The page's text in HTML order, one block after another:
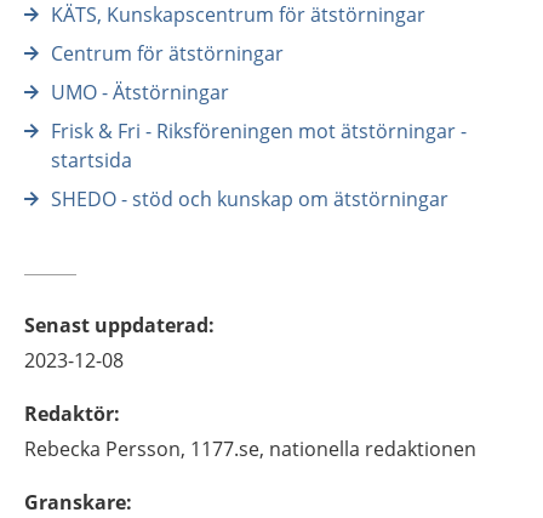
KÄTS, Kunskapscentrum för ätstörningar
Centrum för ätstörningar
UMO - Ätstörningar
Frisk & Fri - Riksföreningen mot ätstörningar -
startsida
SHEDO - stöd och kunskap om ätstörningar
Senast uppdaterad:
2023-12-08
Redaktör:
Rebecka Persson, 1177.se, nationella redaktionen
Granskare: